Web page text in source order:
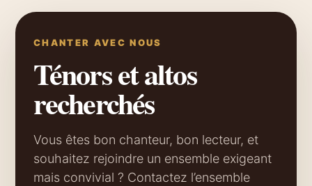
CHANTER AVEC NOUS
Ténors et altos
recherchés
Vous êtes bon chanteur, bon lecteur, et
souhaitez rejoindre un ensemble exigeant
mais convivial ? Contactez l’ensemble